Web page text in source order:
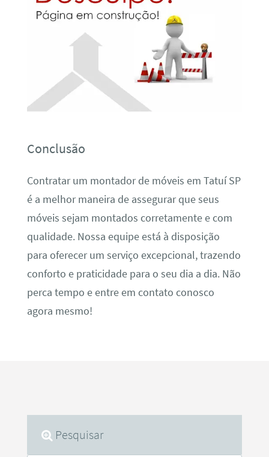
Conclusão
Contratar um montador de móveis em Tatuí SP
é a melhor maneira de assegurar que seus
móveis sejam montados corretamente e com
qualidade. Nossa equipe está à disposição
para oferecer um serviço excepcional, trazendo
conforto e praticidade para o seu dia a dia. Não
perca tempo e entre em contato conosco
agora mesmo!
Pesquisar